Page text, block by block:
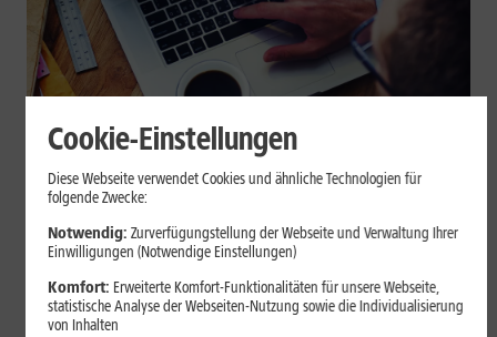
Internet zuhause
Browser-Erweiterungen sicher
nutzen: So erkennst Du
vertrauenswürdige Add-ons
Browser-Erweiterungen können praktisch sein, greifen aber je
Cookie-Einstellungen
Diese Webseite verwendet Cookies und ähnliche Technologien für
folgende Zwecke:
Notwendig: Zurverfügungstellung der Webseite und Verwaltung Ihrer
Einwilligungen (Notwendige Einstellungen)
Komfort: Erweiterte Komfort-Funktionalitäten für unsere Webseite,
statistische Analyse der Webseiten-Nutzung sowie die Individualisierung
von Inhalten